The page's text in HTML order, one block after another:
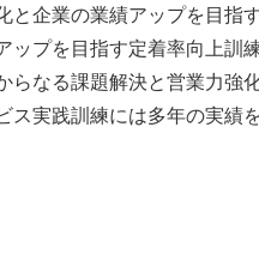
と企業の業績アップを目指
ップを目指す定着率向上訓
らなる課題解決と営業力強
ス実践訓練には多年の実績